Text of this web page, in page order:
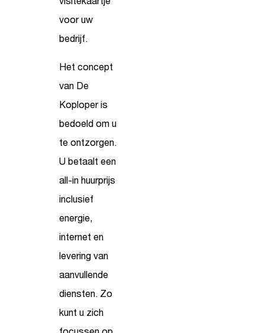
voor uw
bedrijf.
Het concept
van De
Koploper is
bedoeld om u
te ontzorgen.
U betaalt een
all-in huurprijs
inclusief
energie,
internet en
levering van
aanvullende
diensten. Zo
kunt u zich